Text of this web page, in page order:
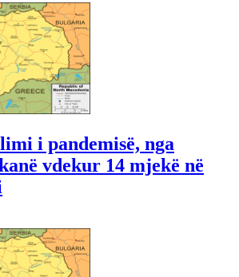
i pandemisë, nga
vdekur 14 mjekë në